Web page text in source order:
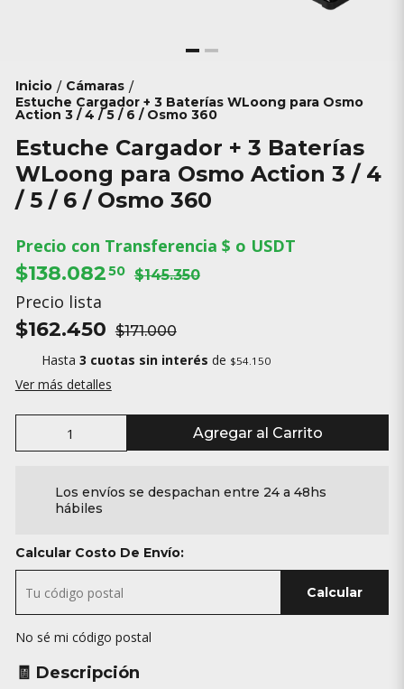
Inicio / Cámaras /
Estuche Cargador + 3 Baterías WLoong para Osmo
Action 3 / 4 / 5 / 6 / Osmo 360
Estuche Cargador + 3 Baterías
WLoong para Osmo Action 3 / 4
/ 5 / 6 / Osmo 360
Precio con Transferencia $ o USDT
$138.08250 $145.350
Precio lista
$162.450 $171.000
Hasta 3 cuotas sin interés de $54.150
Ver más detalles
Agregar al Carrito
Los envíos se despachan entre 24 a 48hs
hábiles
Calcular Costo De Envío:
Calcular
No sé mi código postal
🧾 Descripción